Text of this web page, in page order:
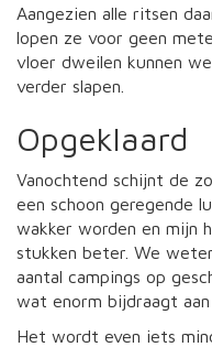
Aangezien alle ritsen
lopen ze voor geen
vloer dweilen kunnen
verder slapen.
Opgeklaard
Vanochtend schijnt de
een schoon geregende
wakker worden en mijn
stukken beter. We
aantal campings op
wat enorm bijdraagt
Het wordt even iets